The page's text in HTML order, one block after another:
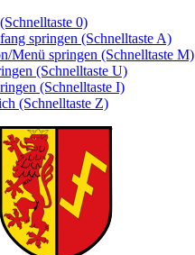
0)
springen (Schnelltaste A)
Menü springen (Schnelltaste M)
(Schnelltaste U)
(Schnelltaste I)
(Schnelltaste Z)